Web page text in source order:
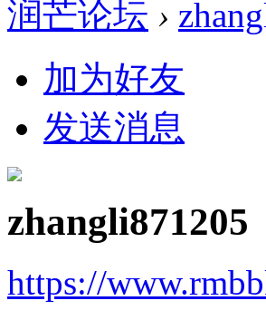
润芒论坛 ›
加为好友
发送消息
zhangli871205
https://